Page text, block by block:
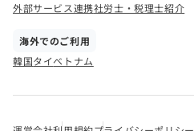
外部サービス連携社労士・税理士紹介
海外でのご利用
韓国タイベトナム